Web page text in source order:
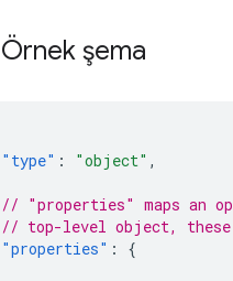
Örnek şema
"type" : "object" ,
// "properties" maps an
// top-level object, these
"properties" : {